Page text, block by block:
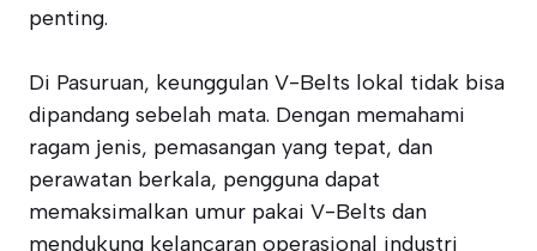
penting.
Di Pasuruan, keunggulan V-Belts lokal tidak bisa
dipandang sebelah mata. Dengan memahami
ragam jenis, pemasangan yang tepat, dan
perawatan berkala, pengguna dapat
memaksimalkan umur pakai V-Belts dan
mendukung kelancaran operasional industri